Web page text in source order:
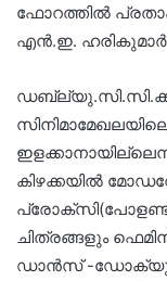
ഫോറത്തിൽ
എൻ.ഇ. ഹരികുമാർ
ഡബ്ല്യു.സി.സി.ക്ക്
കിഴക്കയിൽ
ചിത്രങ്ങളും
ഡാൻസ് -